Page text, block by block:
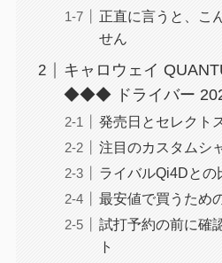
正直に言うと、こ
せん
キャロウェイ
◆◆◆ ドライバー
発売日とセレクト
注目のカスタムシ
ライバルQi4Dとの
最安値で買うため
試打予約の前に確
ト